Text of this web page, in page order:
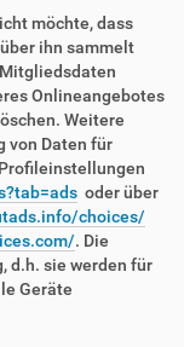
möchte, dass
ihn sammelt
Onlineangebotes
Weitere
von Daten für
oder über
choices/
. Die
d.h. sie werden für
Geräte